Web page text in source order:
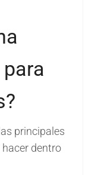
principales
dentro